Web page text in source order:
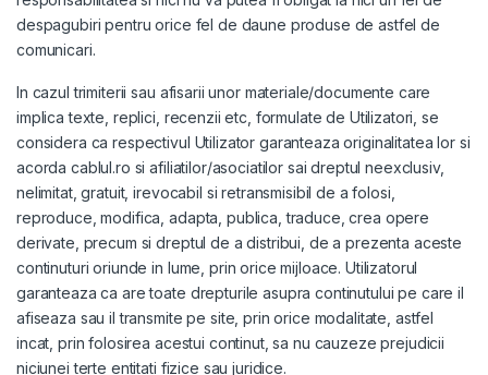
despagubiri pentru orice fel de daune produse de astfel de
comunicari.
In cazul trimiterii sau afisarii unor materiale/documente care
implica texte, replici, recenzii etc, formulate de Utilizatori, se
considera ca respectivul Utilizator garanteaza originalitatea lor si
acorda cablul.ro si afiliatilor/asociatilor sai dreptul neexclusiv,
nelimitat, gratuit, irevocabil si retransmisibil de a folosi,
reproduce, modifica, adapta, publica, traduce, crea opere
derivate, precum si dreptul de a distribui, de a prezenta aceste
continuturi oriunde in lume, prin orice mijloace. Utilizatorul
garanteaza ca are toate drepturile asupra continutului pe care il
afiseaza sau il transmite pe site, prin orice modalitate, astfel
incat, prin folosirea acestui continut, sa nu cauzeze prejudicii
niciunei terte entitati fizice sau juridice.